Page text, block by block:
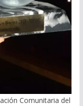
Comunitaria del